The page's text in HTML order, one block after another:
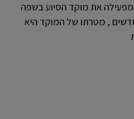
את מוקד הסיוע בשפה
, מטרתו של המוקד היא